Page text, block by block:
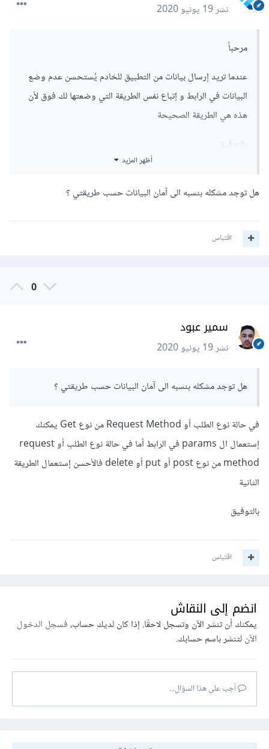
نشر19 يونيو 2020
مرحباً
عندما تريد إرسال بيانات من التطبيق للخادم يُستحسن عدم وضع
البيانات في الرابط و إتباع نفس الطريقة التي وضعتها لك فوق لأن
هذه هي الطريقة الصحيحة
بالتوفيق
أظهر المزيد
هل توجد مشكله بنسبه الى آمان البيانات حسب طريقتي ؟
اقتباس
0
سمير عبود
نشر19 يونيو 2020
هل توجد مشكله بنسبه الى آمان البيانات حسب طريقتي ؟
في حالة نوع الطلب أو Request Method من نوع Get يمكنك
إستعمال ال params في الرابط أما في حالة نوع الطلب أو request
method من نوع post أو put أو delete فالأحسن إستعمال الطريقة
الثانية
بالتوفيق
اقتباس
انضم إلى النقاش
يمكنك أن تنشر الآن وتسجل لاحقًا. إذا كان لديك حساب،فسجل الدخول
الآنلتنشر باسم حسابك.
أجب على هذا السؤال...